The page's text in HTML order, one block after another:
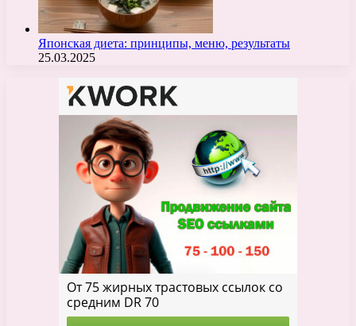
Японская диета: принципы, меню, результаты
25.03.2025